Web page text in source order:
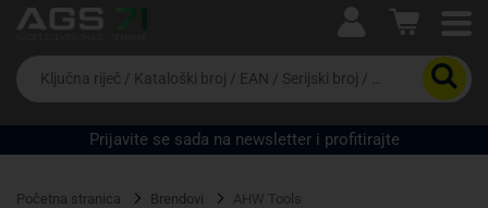
Ova postavka prilagođava asortiman proizvoda i
cijene vašim potrebama.
Da
biste
potražili
proizvod,
unesite
riječ,
Prijavite se sada na newsletter i profitirajte
Početna stranica Brendovi AHW Tools